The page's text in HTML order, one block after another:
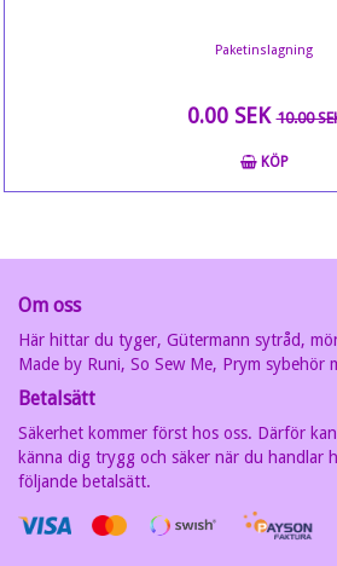
Paketinslagning
0.00 SEK10.00
KÖP
Om oss
Här hittar du tyger, Gütermann sytråd,
Made by Runi, So Sew Me, Prym sybehör
Betalsätt
Säkerhet kommer först hos oss. Därför
känna dig trygg och säker när du handlar
följande betalsätt.